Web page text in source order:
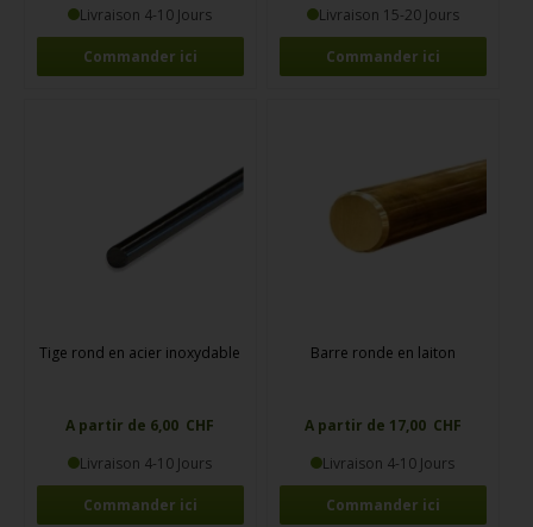
Livraison 4-10 Jours
Commander ici
Livraison 15-20 Jours
Commander ici
Tige rond en acier inoxydable
A partir de 6,00 CHF
Livraison 4-10 Jours
Commander ici
Barre ronde en laiton
A partir de 17,00 CHF
Livraison 4-10 Jours
Commander ici